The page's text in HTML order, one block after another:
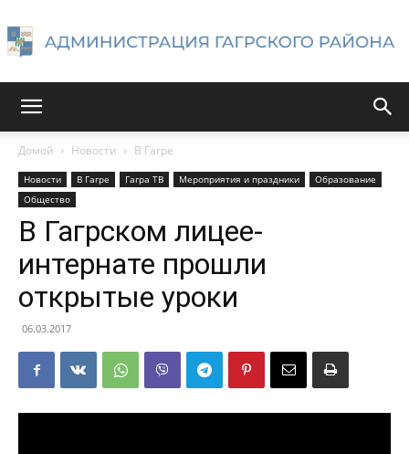
Гагрского
района
Домой Новости В Гагре
Новости В Гагре Гагра ТВ Мероприятия и праздники
Образование
Общество
В Гагрском лицее-
интернате прошли
открытые уроки
06.03.2017